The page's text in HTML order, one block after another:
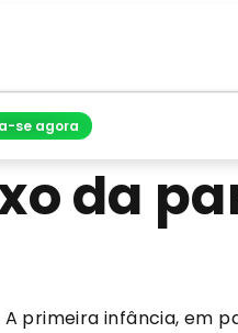
se agora
da
primeira infância, em